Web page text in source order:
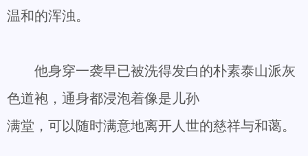
温和的浑浊。
他身穿一袭早已被洗得发白的朴素泰山派灰
色道袍，通身都浸泡着像是儿孙
满堂，可以随时满意地离开人世的慈祥与和蔼。